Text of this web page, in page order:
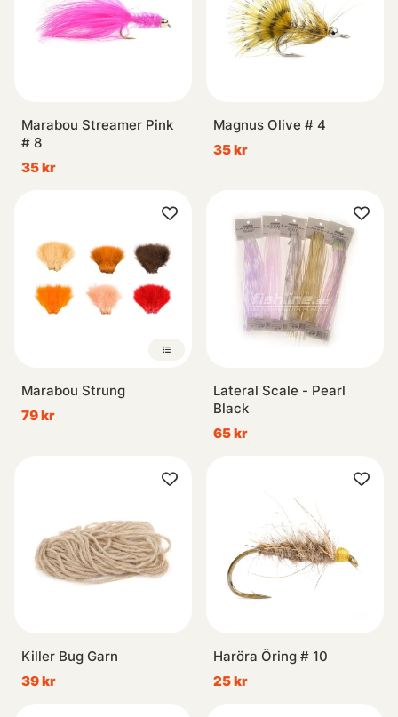
Marabou Streamer Pink
# 8
35 kr
Magnus Olive # 4
35 kr
Marabou Strung
79 kr
Lateral Scale - Pearl
Black
65 kr
Killer Bug Garn
39 kr
Haröra Öring # 10
25 kr